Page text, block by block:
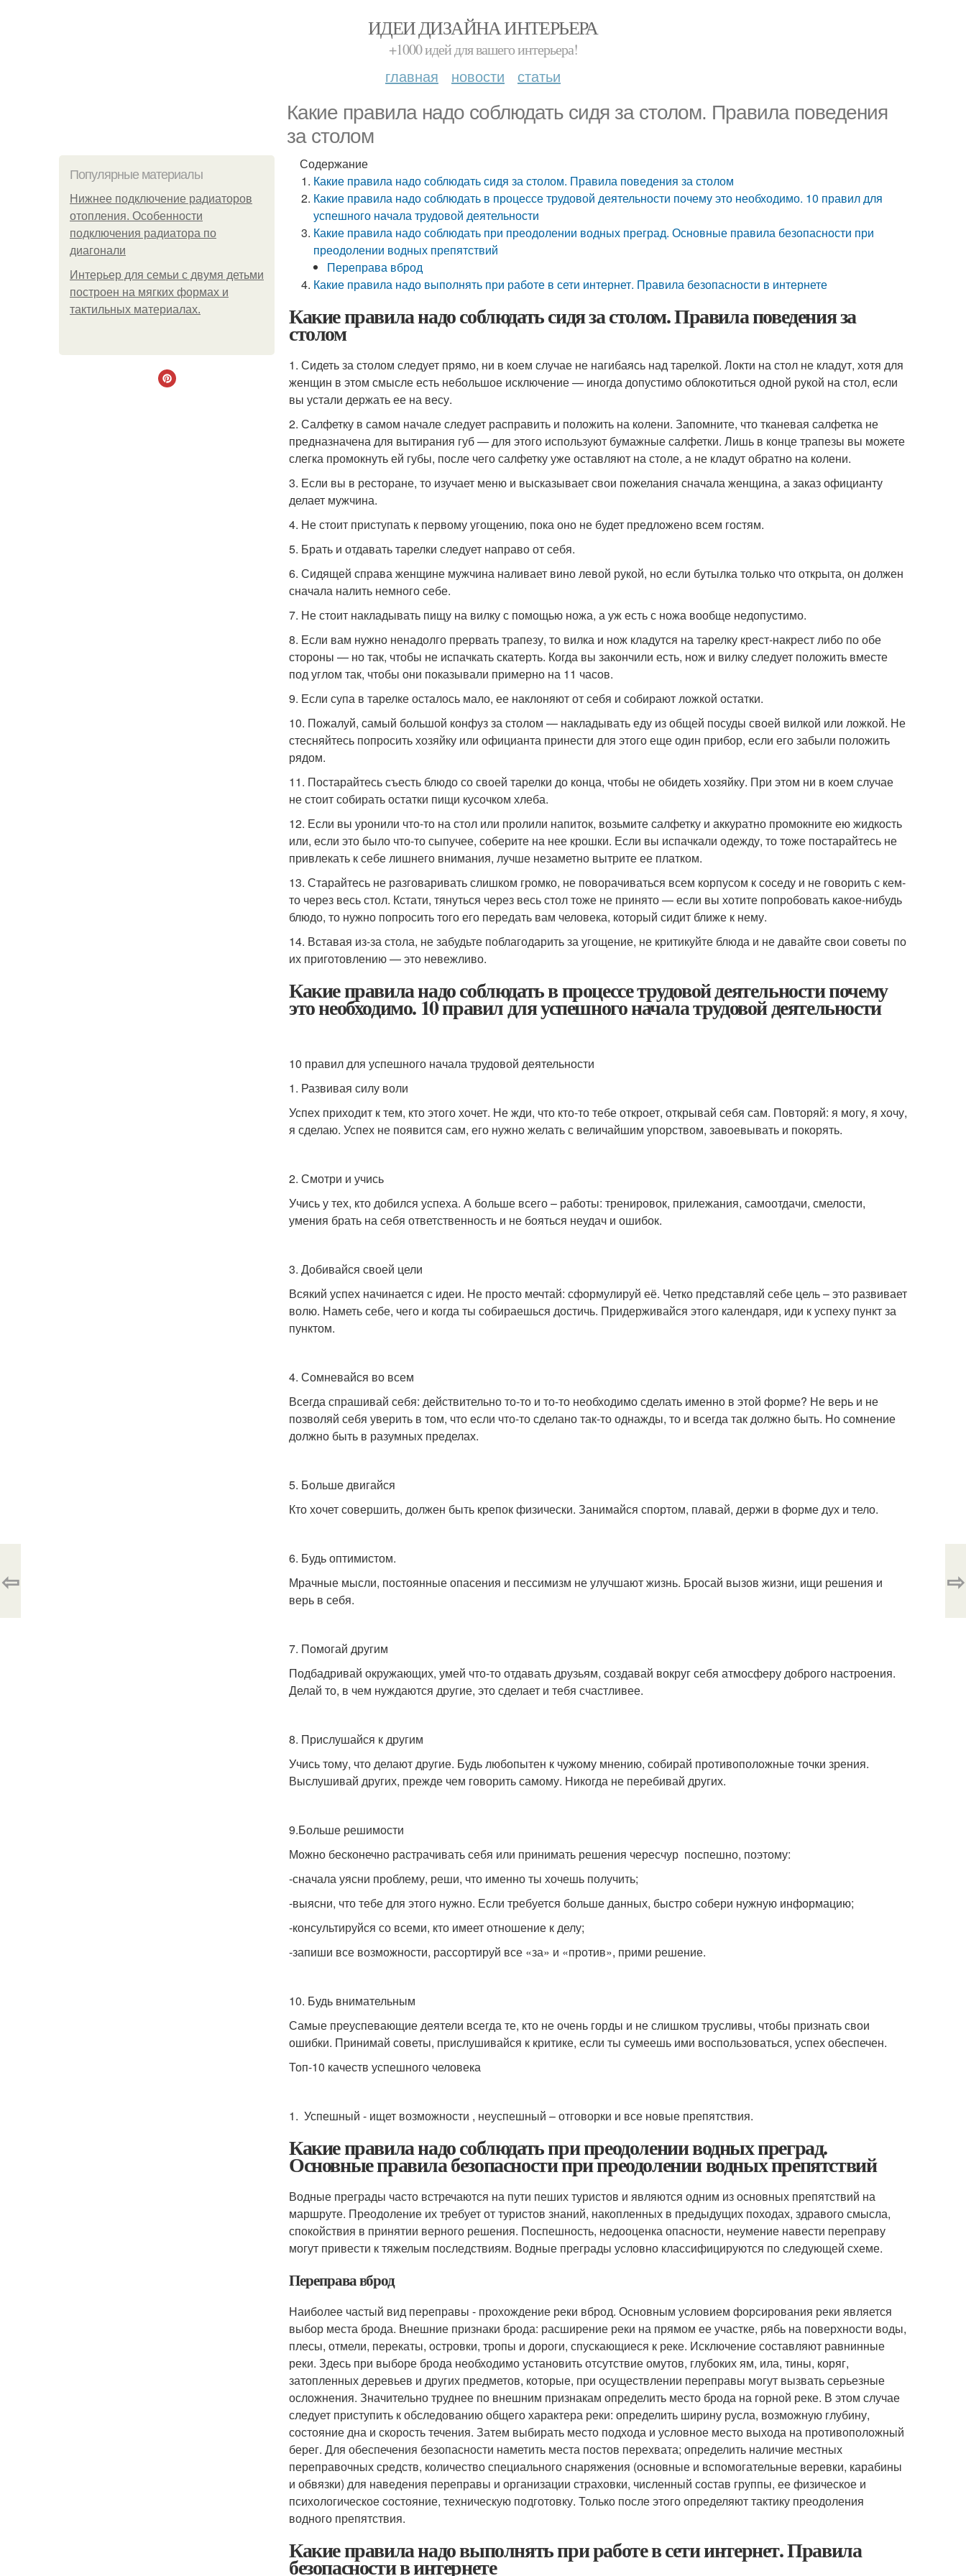
ИДЕИ ДИЗАЙНА ИНТЕРЬЕРА
+1000 идей для вашего интерьера!
главная новости статьи
Какие правила надо соблюдать сидя за столом. Правила поведения
за столом
Популярные материалы
Нижнее подключение радиаторов
отопления. Особенности
подключения радиатора по
диагонали
Интерьер для семьи с двумя детьми
построен на мягких формах и
тактильных материалах.
Содержание
Какие правила надо соблюдать сидя за столом. Правила поведения за столом
Какие правила надо соблюдать в процессе трудовой деятельности почему это необходимо. 10 правил для
успешного начала трудовой деятельности
Какие правила надо соблюдать при преодолении водных преград. Основные правила безопасности при
преодолении водных препятствий
Переправа вброд
Какие правила надо выполнять при работе в сети интернет. Правила безопасности в интернете
Какие правила надо соблюдать сидя за столом. Правила поведения за
столом
1. Сидеть за столом следует прямо, ни в коем случае не нагибаясь над тарелкой. Локти на стол не кладут, хотя для
женщин в этом смысле есть небольшое исключение — иногда допустимо облокотиться одной рукой на стол, если
вы устали держать ее на весу.
2. Салфетку в самом начале следует расправить и положить на колени. Запомните, что тканевая салфетка не
предназначена для вытирания губ — для этого используют бумажные салфетки. Лишь в конце трапезы вы можете
слегка промокнуть ей губы, после чего салфетку уже оставляют на столе, а не кладут обратно на колени.
3. Если вы в ресторане, то изучает меню и высказывает свои пожелания сначала женщина, а заказ официанту
делает мужчина.
4. Не стоит приступать к первому угощению, пока оно не будет предложено всем гостям.
5. Брать и отдавать тарелки следует направо от себя.
6. Сидящей справа женщине мужчина наливает вино левой рукой, но если бутылка только что открыта, он должен
сначала налить немного себе.
7. Не стоит накладывать пищу на вилку с помощью ножа, а уж есть с ножа вообще недопустимо.
8. Если вам нужно ненадолго прервать трапезу, то вилка и нож кладутся на тарелку крест-накрест либо по обе
стороны — но так, чтобы не испачкать скатерть. Когда вы закончили есть, нож и вилку следует положить вместе
под углом так, чтобы они показывали примерно на 11 часов.
9. Если супа в тарелке осталось мало, ее наклоняют от себя и собирают ложкой остатки.
10. Пожалуй, самый большой конфуз за столом — накладывать еду из общей посуды своей вилкой или ложкой. Не
стесняйтесь попросить хозяйку или официанта принести для этого еще один прибор, если его забыли положить
рядом.
11. Постарайтесь съесть блюдо со своей тарелки до конца, чтобы не обидеть хозяйку. При этом ни в коем случае
не стоит собирать остатки пищи кусочком хлеба.
12. Если вы уронили что-то на стол или пролили напиток, возьмите салфетку и аккуратно промокните ею жидкость
или, если это было что-то сыпучее, соберите на нее крошки. Если вы испачкали одежду, то тоже постарайтесь не
привлекать к себе лишнего внимания, лучше незаметно вытрите ее платком.
13. Старайтесь не разговаривать слишком громко, не поворачиваться всем корпусом к соседу и не говорить с кем-
то через весь стол. Кстати, тянуться через весь стол тоже не принято — если вы хотите попробовать какое-нибудь
блюдо, то нужно попросить того его передать вам человека, который сидит ближе к нему.
14. Вставая из-за стола, не забудьте поблагодарить за угощение, не критикуйте блюда и не давайте свои советы по
их приготовлению — это невежливо.
Какие правила надо соблюдать в процессе трудовой деятельности почему
это необходимо. 10 правил для успешного начала трудовой деятельности
10 правил для успешного начала трудовой деятельности
1. Развивая силу воли
Успех приходит к тем, кто этого хочет. Не жди, что кто-то тебе откроет, открывай себя сам. Повторяй: я могу, я хочу,
я сделаю. Успех не появится сам, его нужно желать с величайшим упорством, завоевывать и покорять.
2. Смотри и учись
Учись у тех, кто добился успеха. А больше всего – работы: тренировок, прилежания, самоотдачи, смелости,
умения брать на себя ответственность и не бояться неудач и ошибок.
3. Добивайся своей цели
Всякий успех начинается с идеи. Не просто мечтай: сформулируй её. Четко представляй себе цель – это развивает
волю. Наметь себе, чего и когда ты собираешься достичь. Придерживайся этого календаря, иди к успеху пункт за
пунктом.
4. Сомневайся во всем
Всегда спрашивай себя: действительно то-то и то-то необходимо сделать именно в этой форме? Не верь и не
позволяй себя уверить в том, что если что-то сделано так-то однажды, то и всегда так должно быть. Но сомнение
должно быть в разумных пределах.
5. Больше двигайся
Кто хочет совершить, должен быть крепок физически. Занимайся спортом, плавай, держи в форме дух и тело.
6. Будь оптимистом.
Мрачные мысли, постоянные опасения и пессимизм не улучшают жизнь. Бросай вызов жизни, ищи решения и
верь в себя.
7. Помогай другим
Подбадривай окружающих, умей что-то отдавать друзьям, создавай вокруг себя атмосферу доброго настроения.
Делай то, в чем нуждаются другие, это сделает и тебя счастливее.
8. Прислушайся к другим
Учись тому, что делают другие. Будь любопытен к чужому мнению, собирай противоположные точки зрения.
Выслушивай других, прежде чем говорить самому. Никогда не перебивай других.
9.Больше решимости
Можно бесконечно растрачивать себя или принимать решения чересчур поспешно, поэтому:
-сначала уясни проблему, реши, что именно ты хочешь получить;
-выясни, что тебе для этого нужно. Если требуется больше данных, быстро собери нужную информацию;
-консультируйся со всеми, кто имеет отношение к делу;
-запиши все возможности, рассортируй все «за» и «против», прими решение.
10. Будь внимательным
Самые преуспевающие деятели всегда те, кто не очень горды и не слишком трусливы, чтобы признать свои
ошибки. Принимай советы, прислушивайся к критике, если ты сумеешь ими воспользоваться, успех обеспечен.
Топ-10 качеств успешного человека
1. Успешный - ищет возможности , неуспешный – отговорки и все новые препятствия.
Какие правила надо соблюдать при преодолении водных преград.
Основные правила безопасности при преодолении водных препятствий
Водные преграды часто встречаются на пути пеших туристов и являются одним из основных препятствий на
маршруте. Преодоление их требует от туристов знаний, накопленных в предыдущих походах, здравого смысла,
спокойствия в принятии верного решения. Поспешность, недооценка опасности, неумение навести переправу
могут привести к тяжелым последствиям. Водные преграды условно классифицируются по следующей схеме.
Переправа вброд
Наиболее частый вид переправы - прохождение реки вброд. Основным условием форсирования реки является
выбор места брода. Внешние признаки брода: расширение реки на прямом ее участке, рябь на поверхности воды,
плесы, отмели, перекаты, островки, тропы и дороги, спускающиеся к реке. Исключение составляют равнинные
реки. Здесь при выборе брода необходимо установить отсутствие омутов, глубоких ям, ила, тины, коряг,
затопленных деревьев и других предметов, которые, при осуществлении переправы могут вызвать серьезные
осложнения. Значительно труднее по внешним признакам определить место брода на горной реке. В этом случае
следует приступить к обследованию общего характера реки: определить ширину русла, возможную глубину,
состояние дна и скорость течения. Затем выбирать место подхода и условное место выхода на противоположный
берег. Для обеспечения безопасности наметить места постов перехвата; определить наличие местных
переправочных средств, количество специального снаряжения (основные и вспомогательные веревки, карабины
и обвязки) для наведения переправы и организации страховки, численный состав группы, ее физическое и
психологическое состояние, техническую подготовку. Только после этого определяют тактику преодоления
водного препятствия.
Какие правила надо выполнять при работе в сети интернет. Правила
безопасности в интернете
⇦ ⇨